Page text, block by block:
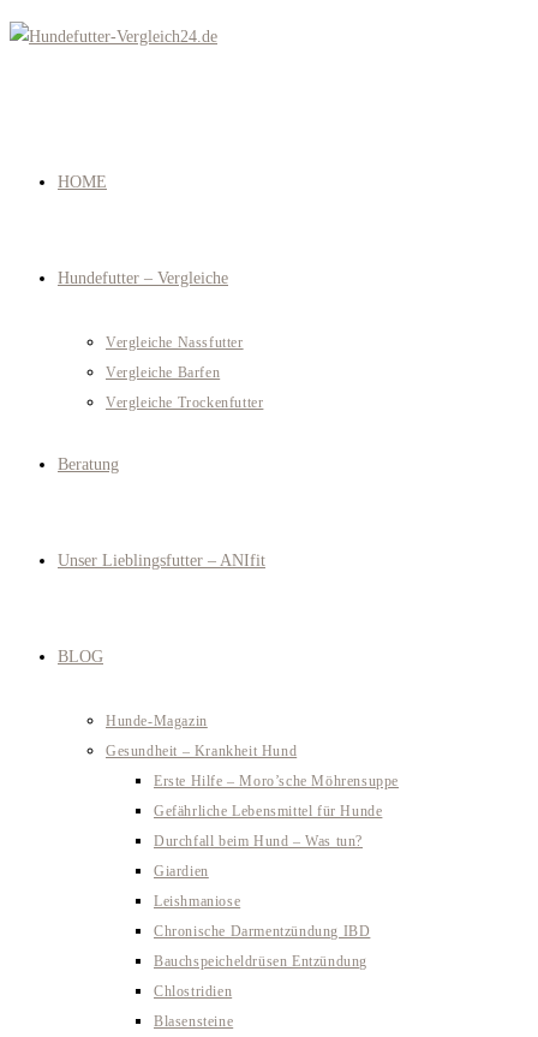
Zum
HOME
Hundefutter – Vergleiche
Vergleiche Nassfutter
Vergleiche Barfen
Vergleiche Trockenfutter
Beratung
Unser Lieblingsfutter – ANIfit
BLOG
Hunde-Magazin
Gesundheit – Krankheit Hund
Erste Hilfe – Moro’sche Möhrensuppe
Gefährliche Lebensmittel für Hunde
Durchfall beim Hund – Was tun?
Giardien
Leishmaniose
Chronische Darmentzündung IBD
Bauchspeicheldrüsen Entzündung
Chlostridien
Blasensteine